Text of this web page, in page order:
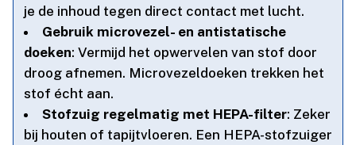
je de inhoud tegen direct contact met lucht.​
Gebruik microvezel- en antistatische
doeken: Vermijd het opwervelen van stof door
droog afnemen.​ Microvezeldoeken trekken het
stof écht aan.​
Stofzuig regelmatig met HEPA-filter: Zeker
bij houten of tapijtvloeren.​ Een HEPA-stofzuiger